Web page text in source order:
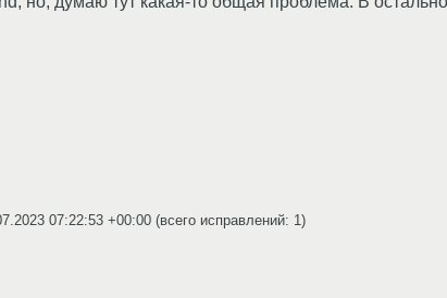
07:22:53 +00:00 (всего исправлений: 1)